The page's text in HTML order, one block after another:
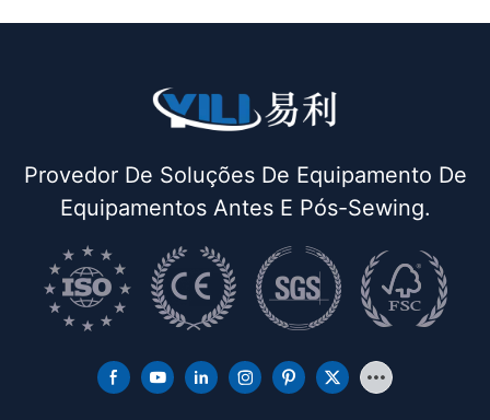
Provedor De Soluções De Equipamento De
Equipamentos Antes E Pós-Sewing.